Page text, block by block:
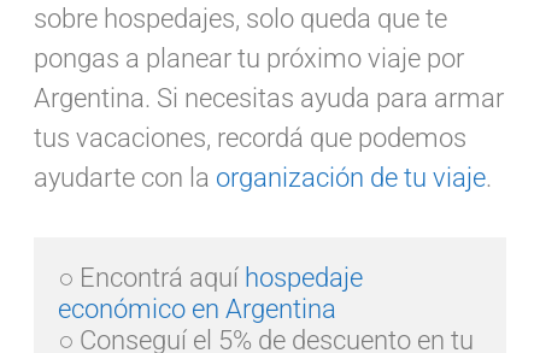
sobre hospedajes, solo queda que te
pongas a planear tu próximo viaje por
Argentina. Si necesitas ayuda para armar
tus vacaciones, recordá que podemos
ayudarte con la organización de tu viaje.
○ Encontrá aquí hospedaje
económico en Argentina